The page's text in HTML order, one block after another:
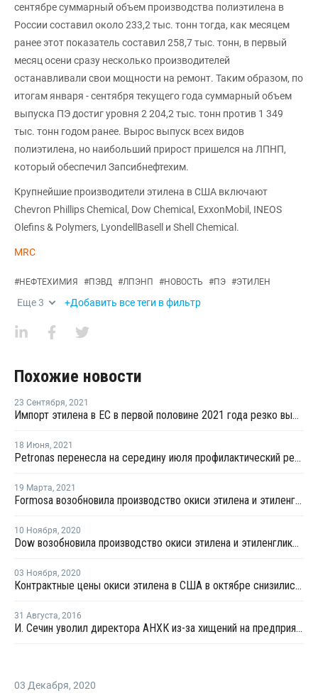
сентябре суммарный объем производства полиэтилена в
России составил около 233,2 тыс. тонн тогда, как месяцем
ранее этот показатель составил 258,7 тыс. тонн, в первый
месяц осени сразу несколько производителей
останавливали свои мощности на ремонт. Таким образом, по
итогам января - сентября текущего года суммарный объем
выпуска ПЭ достиг уровня 2 204,2 тыс. тонн против 1 349
тыс. тонн годом ранее. Вырос выпуск всех видов
полиэтилена, но наибольший прирост пришелся на ЛПНП,
который обеспечил Запсибнефтехим.
Крупнейшие производители этилена в США включают
Chevron Phillips Chemical, Dow Chemical, ExxonMobil, INEOS
Olefins & Polymers, LyondellBasell и Shell Chemical.
MRC
#НЕФТЕХИМИЯ #ПЭВД #ЛПЭНП #НОВОСТЬ #ПЭ #ЭТИЛЕН
Еще3 +Добавить все теги в фильтр
Похожие новости
23 Сентября, 2021
Импорт этилена в ЕС в первой половине 2021 года резко вырос
18 Июня, 2021
Petronas перенесла на середину июля профилактический ремонт крекинг-установки в Кертехе
19 Марта, 2021
Formosa возобновила производство окиси этилена и этиленгликоля в Пойнт-Комфорт
10 Ноября, 2020
Dow возобновила производство окиси этилена и этиленгликоля в Техасе
03 Ноября, 2020
Контрактные цены окиси этилена в США в октябре снизились на USD13 за тонну
31 Августа, 2016
И. Сечин уволил директора АНХК из-за хищений на предприятии - СМИ
03 Декабря, 2020